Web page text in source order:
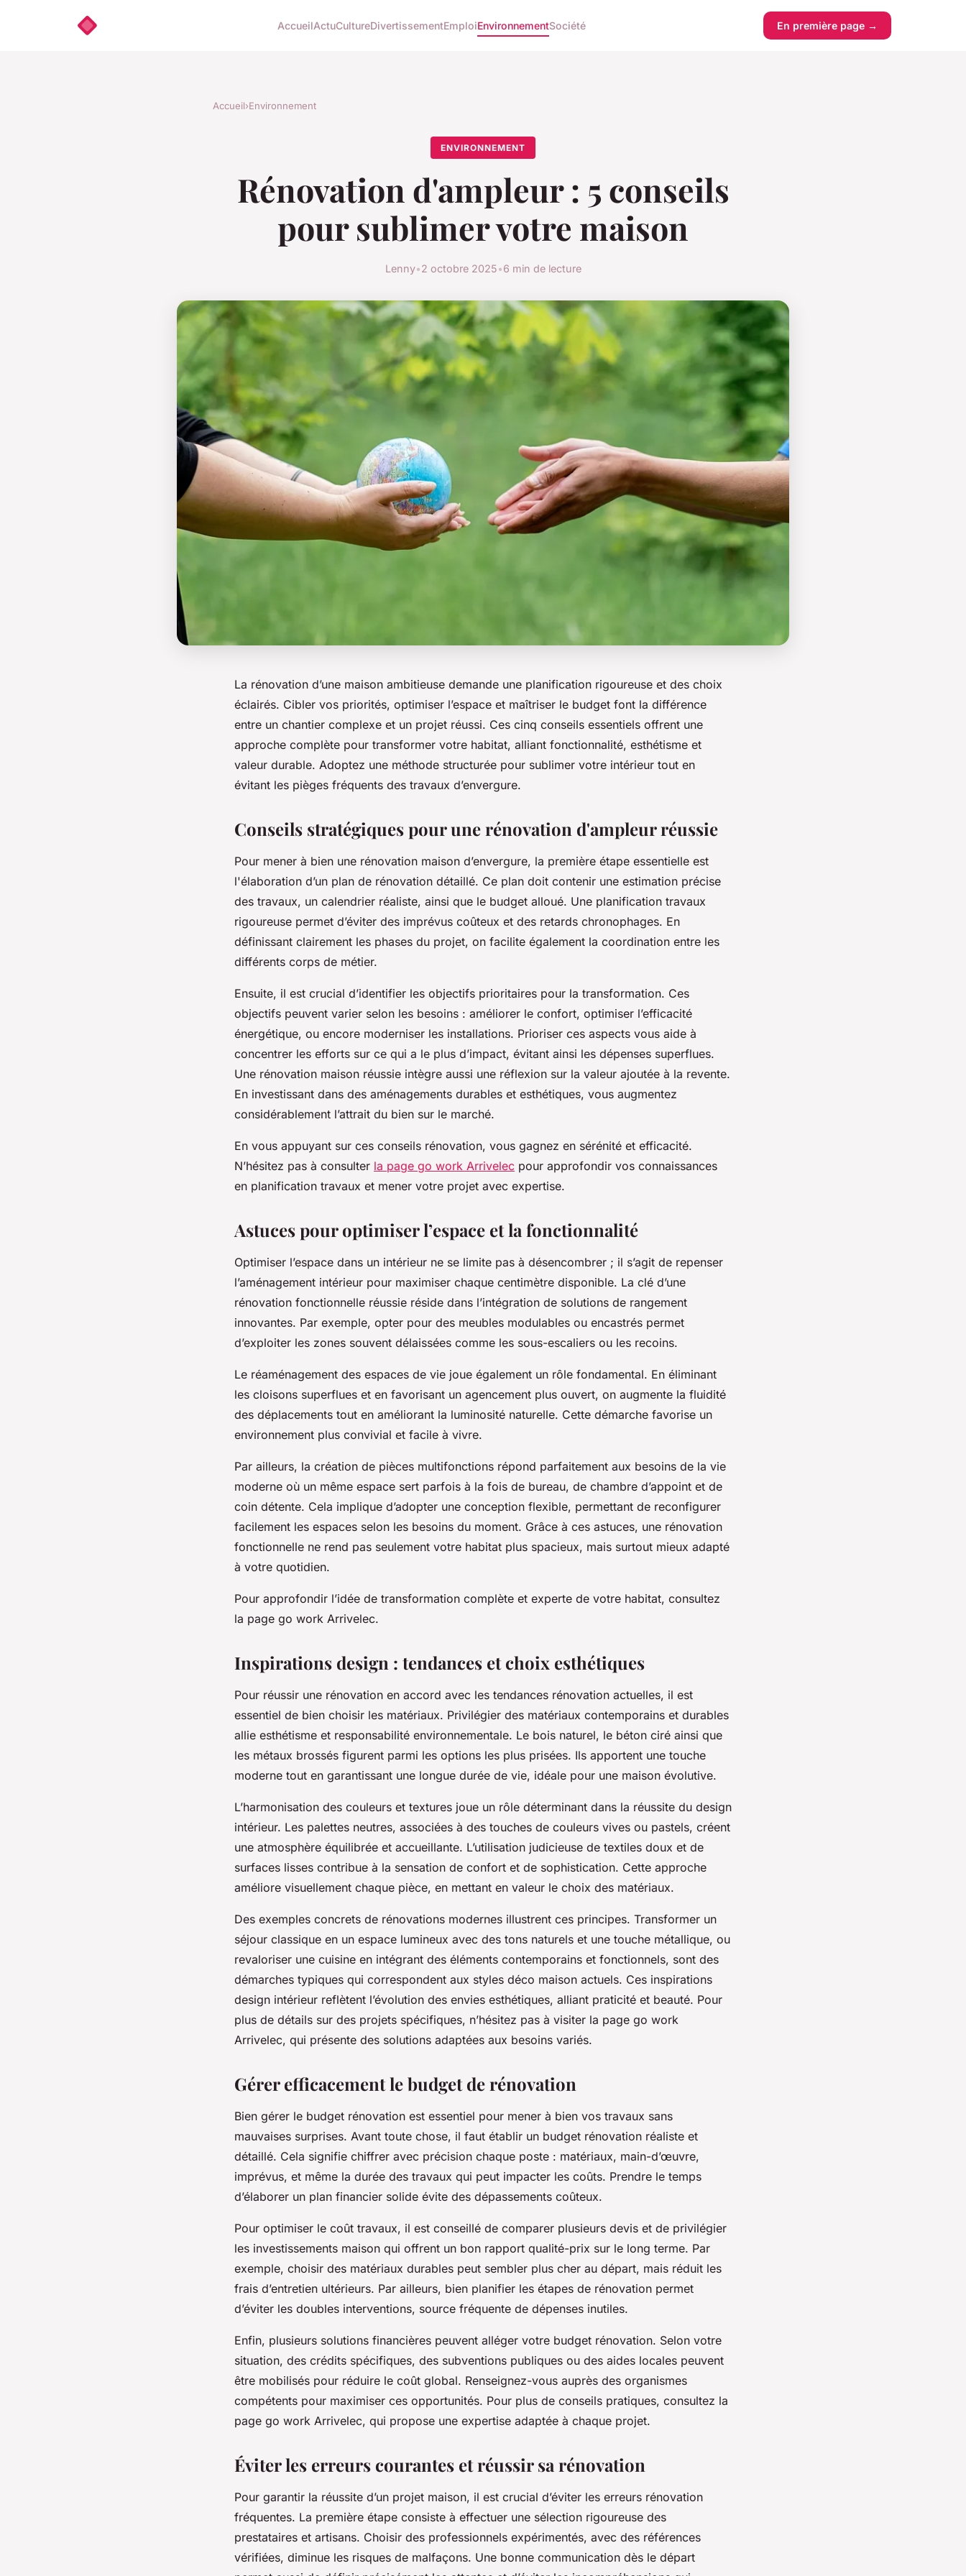
AccueilActuCultureDivertissementEmploiEnvironnementSociété En première page →
Accueil›Environnement
ENVIRONNEMENT
Rénovation d'ampleur : 5 conseils
pour sublimer votre maison
Lenny•2 octobre 2025•6 min de lecture
La rénovation d’une maison ambitieuse demande une planification rigoureuse et des choix
éclairés. Cibler vos priorités, optimiser l’espace et maîtriser le budget font la différence
entre un chantier complexe et un projet réussi. Ces cinq conseils essentiels offrent une
approche complète pour transformer votre habitat, alliant fonctionnalité, esthétisme et
valeur durable. Adoptez une méthode structurée pour sublimer votre intérieur tout en
évitant les pièges fréquents des travaux d’envergure.
Conseils stratégiques pour une rénovation d'ampleur réussie
Pour mener à bien une rénovation maison d’envergure, la première étape essentielle est
l'élaboration d’un plan de rénovation détaillé. Ce plan doit contenir une estimation précise
des travaux, un calendrier réaliste, ainsi que le budget alloué. Une planification travaux
rigoureuse permet d’éviter des imprévus coûteux et des retards chronophages. En
définissant clairement les phases du projet, on facilite également la coordination entre les
différents corps de métier.
Ensuite, il est crucial d’identifier les objectifs prioritaires pour la transformation. Ces
objectifs peuvent varier selon les besoins : améliorer le confort, optimiser l’efficacité
énergétique, ou encore moderniser les installations. Prioriser ces aspects vous aide à
concentrer les efforts sur ce qui a le plus d’impact, évitant ainsi les dépenses superflues.
Une rénovation maison réussie intègre aussi une réflexion sur la valeur ajoutée à la revente.
En investissant dans des aménagements durables et esthétiques, vous augmentez
considérablement l’attrait du bien sur le marché.
En vous appuyant sur ces conseils rénovation, vous gagnez en sérénité et efficacité.
N’hésitez pas à consulter la page go work Arrivelec pour approfondir vos connaissances
en planification travaux et mener votre projet avec expertise.
Astuces pour optimiser l’espace et la fonctionnalité
Optimiser l’espace dans un intérieur ne se limite pas à désencombrer ; il s’agit de repenser
l’aménagement intérieur pour maximiser chaque centimètre disponible. La clé d’une
rénovation fonctionnelle réussie réside dans l’intégration de solutions de rangement
innovantes. Par exemple, opter pour des meubles modulables ou encastrés permet
d’exploiter les zones souvent délaissées comme les sous-escaliers ou les recoins.
Le réaménagement des espaces de vie joue également un rôle fondamental. En éliminant
les cloisons superflues et en favorisant un agencement plus ouvert, on augmente la fluidité
des déplacements tout en améliorant la luminosité naturelle. Cette démarche favorise un
environnement plus convivial et facile à vivre.
Par ailleurs, la création de pièces multifonctions répond parfaitement aux besoins de la vie
moderne où un même espace sert parfois à la fois de bureau, de chambre d’appoint et de
coin détente. Cela implique d’adopter une conception flexible, permettant de reconfigurer
facilement les espaces selon les besoins du moment. Grâce à ces astuces, une rénovation
fonctionnelle ne rend pas seulement votre habitat plus spacieux, mais surtout mieux adapté
à votre quotidien.
Pour approfondir l’idée de transformation complète et experte de votre habitat, consultez
la page go work Arrivelec.
Inspirations design : tendances et choix esthétiques
Pour réussir une rénovation en accord avec les tendances rénovation actuelles, il est
essentiel de bien choisir les matériaux. Privilégier des matériaux contemporains et durables
allie esthétisme et responsabilité environnementale. Le bois naturel, le béton ciré ainsi que
les métaux brossés figurent parmi les options les plus prisées. Ils apportent une touche
moderne tout en garantissant une longue durée de vie, idéale pour une maison évolutive.
L’harmonisation des couleurs et textures joue un rôle déterminant dans la réussite du design
intérieur. Les palettes neutres, associées à des touches de couleurs vives ou pastels, créent
une atmosphère équilibrée et accueillante. L’utilisation judicieuse de textiles doux et de
surfaces lisses contribue à la sensation de confort et de sophistication. Cette approche
améliore visuellement chaque pièce, en mettant en valeur le choix des matériaux.
Des exemples concrets de rénovations modernes illustrent ces principes. Transformer un
séjour classique en un espace lumineux avec des tons naturels et une touche métallique, ou
revaloriser une cuisine en intégrant des éléments contemporains et fonctionnels, sont des
démarches typiques qui correspondent aux styles déco maison actuels. Ces inspirations
design intérieur reflètent l’évolution des envies esthétiques, alliant praticité et beauté. Pour
plus de détails sur des projets spécifiques, n’hésitez pas à visiter la page go work
Arrivelec, qui présente des solutions adaptées aux besoins variés.
Gérer efficacement le budget de rénovation
Bien gérer le budget rénovation est essentiel pour mener à bien vos travaux sans
mauvaises surprises. Avant toute chose, il faut établir un budget rénovation réaliste et
détaillé. Cela signifie chiffrer avec précision chaque poste : matériaux, main-d’œuvre,
imprévus, et même la durée des travaux qui peut impacter les coûts. Prendre le temps
d’élaborer un plan financier solide évite des dépassements coûteux.
Pour optimiser le coût travaux, il est conseillé de comparer plusieurs devis et de privilégier
les investissements maison qui offrent un bon rapport qualité-prix sur le long terme. Par
exemple, choisir des matériaux durables peut sembler plus cher au départ, mais réduit les
frais d’entretien ultérieurs. Par ailleurs, bien planifier les étapes de rénovation permet
d’éviter les doubles interventions, source fréquente de dépenses inutiles.
Enfin, plusieurs solutions financières peuvent alléger votre budget rénovation. Selon votre
situation, des crédits spécifiques, des subventions publiques ou des aides locales peuvent
être mobilisés pour réduire le coût global. Renseignez-vous auprès des organismes
compétents pour maximiser ces opportunités. Pour plus de conseils pratiques, consultez la
page go work Arrivelec, qui propose une expertise adaptée à chaque projet.
Éviter les erreurs courantes et réussir sa rénovation
Pour garantir la réussite d’un projet maison, il est crucial d’éviter les erreurs rénovation
fréquentes. La première étape consiste à effectuer une sélection rigoureuse des
prestataires et artisans. Choisir des professionnels expérimentés, avec des références
vérifiées, diminue les risques de malfaçons. Une bonne communication dès le départ